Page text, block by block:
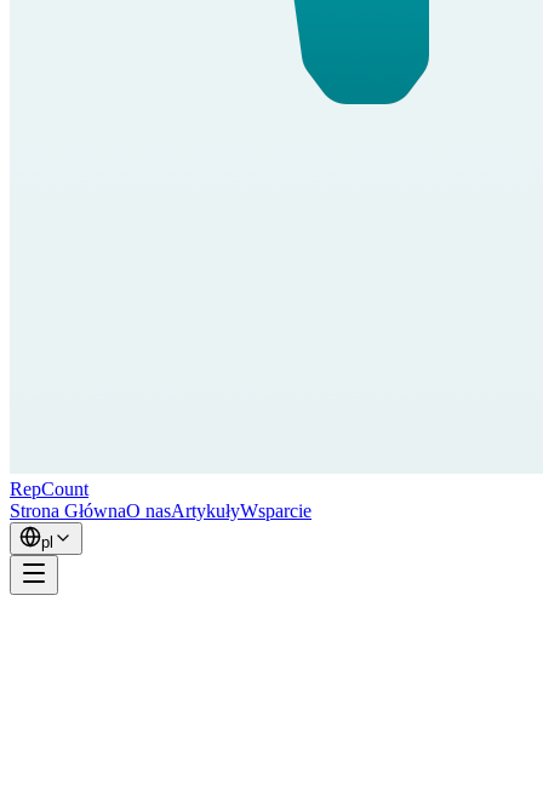
RepCount
Strona GłównaO nasArtykułyWsparcie
pl